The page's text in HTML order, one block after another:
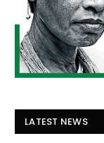
LATEST NEWS